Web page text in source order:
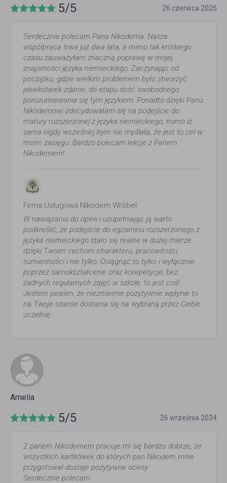
5/5 26 czerwca 2025
Serdecznie polecam Pana Nikodema. Nasza
współpraca trwa już dwa lata, a mimo tak krótkiego
czasu zauważyłam znaczną poprawę w mojej
znajomości języka niemieckiego. Zaczynając od
początku, gdzie wielkim problemem było stworzyć
jakiekolwiek zdanie, do etapu dość swobodnego
porozumiewania się tym językiem. Ponadto dzięki Panu
Nikodemowi zdecydowałam się na podejście do
matury rozszerzonej z języka niemieckiego, mimo iż
sama nigdy wcześniej bym nie myślała, że jest to cel w
moim zasięgu. Bardzo polecam lekcje z Panem
Nikodemem!
Firma Usługowa Nikodem Wróbel
W nawiązaniu do opinii i uzupełniając ją warto
podkreślić, że podejście do egzaminu rozszerzonego z
języka niemieckiego stało się realne w dużej mierze
dzięki Twoim cechom charakteru, pracowitości,
sumienności i nie tylko. Osiągnąć to tylko i wyłącznie
poprzez samokształcenie oraz korepetycje, bez
żadnych regularnych zajęć w szkole, to jest coś!
Jestem pewien, że niezmiernie pozytywnie wpłynie to
na Twoje szanse dostania się na wybraną przez Ciebie
uczelnię.
Amelia
5/5 26 września 2024
Z panem Nikodemem pracuje mi się bardzo dobrze, ze
wszystkich kartkówek do których pan Nikodem mnie
przygotował dostaje pozytywne oceny.
Serdecznie polecam.